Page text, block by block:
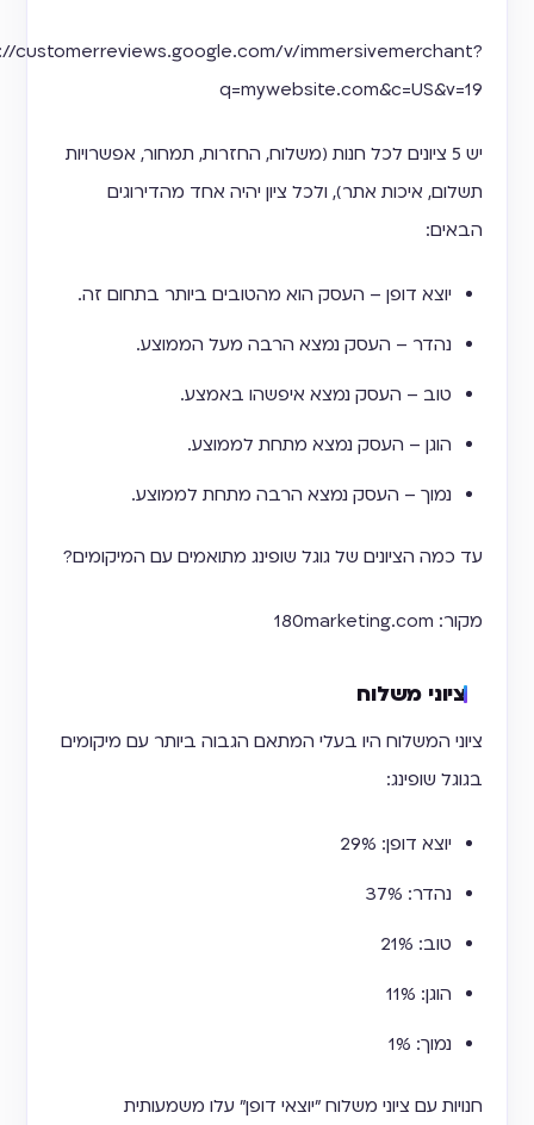
https://customerreviews.google.com/v/immersivemerchant?
q=mywebsite.com&c=US&v=19
יש 5 ציונים לכל חנות (משלוח, החזרות, תמחור, אפשרויות
תשלום, איכות אתר), ולכל ציון יהיה אחד מהדירוגים
הבאים:
יוצא דופן – העסק הוא מהטובים ביותר בתחום זה.
נהדר – העסק נמצא הרבה מעל הממוצע.
טוב – העסק נמצא איפשהו באמצע.
הוגן – העסק נמצא מתחת לממוצע.
נמוך – העסק נמצא הרבה מתחת לממוצע.
עד כמה הציונים של גוגל שופינג מתואמים עם המיקומים?
ציוני משלוח
ציוני המשלוח היו בעלי המתאם הגבוה ביותר עם מיקומים
בגוגל שופינג:
יוצא דופן: 29%
נהדר: 37%
טוב: 21%
הוגן: 11%
נמוך: 1%
חנויות עם ציוני משלוח "יוצאי דופן" עלו משמעותית